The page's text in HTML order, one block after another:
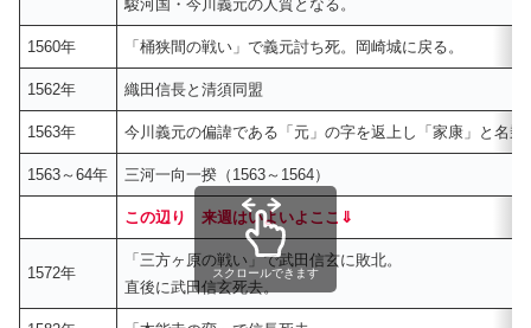
駿河国・今川義元の人質となる。
1560年 「桶狭間の戦い」で義元討ち死。岡崎城に戻る。
1562年 織田信長と清須同盟
1563年 今川義元の偏諱である「元」の字を返上し「家康」と名乗
1563～64年 三河一向一揆（1563～1564）
この辺り 来週はいよいよここ⇓
1572年
「三方ヶ原の戦い」で武田信玄に敗北。
直後に武田信玄死去。
スクロールできます